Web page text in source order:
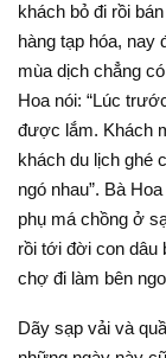
khách bỏ đi rồi
hàng tạp hóa, nay
mùa dịch chẳng
Hoa nói: “Lúc
được lắm. Khách
khách du lịch ghé
ngó nhau”. Bà
phụ má chồng ở
rồi tới đời con dâu
chợ đi làm bên
Dãy sạp vải và